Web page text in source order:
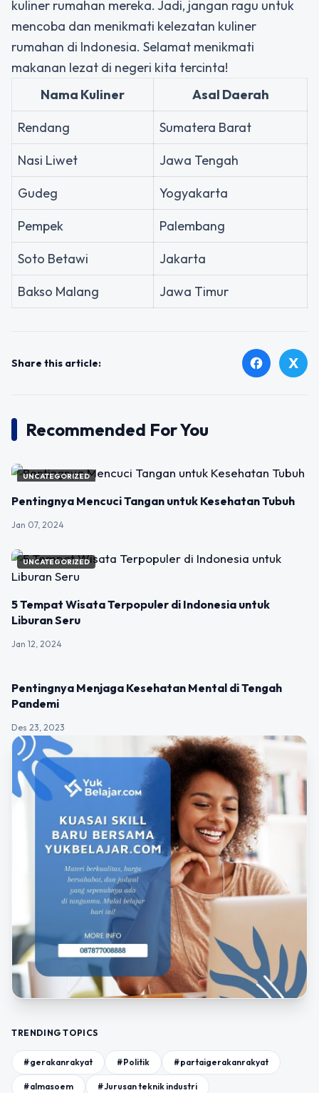
kuliner rumahan mereka. Jadi, jangan ragu untuk
mencoba dan menikmati kelezatan kuliner
rumahan di Indonesia. Selamat menikmati
makanan lezat di negeri kita tercinta!
Nama Kuliner
Asal Daerah
Rendang
Sumatera Barat
Nasi Liwet
Jawa Tengah
Gudeg
Yogyakarta
Pempek
Palembang
Soto Betawi
Jakarta
Bakso Malang
Jawa Timur
Share this article: facebook X
Recommended For You
UNCATEGORIZED
Pentingnya Mencuci Tangan untuk Kesehatan Tubuh
Jan 07, 2024
UNCATEGORIZED
5 Tempat Wisata Terpopuler di Indonesia untuk
Liburan Seru
Jan 12, 2024
Pentingnya Menjaga Kesehatan Mental di Tengah
Pandemi
Des 23, 2023
TRENDING TOPICS
#gerakanrakyat #Politik #partaigerakanrakyat
#almasoem #Jurusan teknik industri